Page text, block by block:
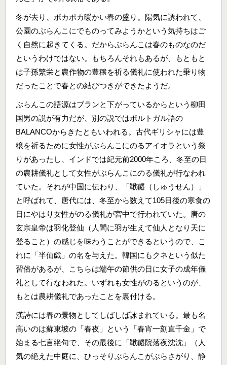
冬が去り、ポカポカ暖かい春の盛り。陽気に誘われて、
公園のぶらんこにでものってみようかという気持ちはご
く自然に起きてくる。だからぶらんこは春のものなのだ
というわけではない。もちろんそれもあるが、もともと
は子孫繁栄と農作物の豊穣を祈る儀礼に使われた乗り物
だったことで春との結びつきができたようだ。
ぶらんこの語源はブランと下がっているからという柳田
国男の説が有力だが、別の説ではポルトガル語の
BALANCOからきたともいわれる。古代ギリシャには豊
穣を祈るために女性がぶらんこにのるアイオラという祭
りがあったし、インドでは紀元前2000年ころ、冬至の日
の農耕儀礼として女性がぶらんこにのる儀礼が行なわれ
ていた。それが中国に伝わり、「鞦韆（しゅうせん）」
と呼ばれて、唐代には、冬至から数えて105日後の寒食の
日にやはり女性がのる儀礼が宮中で行われていた。唐の
玄宗皇帝は羽化登仙（人間に羽が生えて仙人となり天に
登ること）の感じを味わうことができるというので、こ
れに「半仙戯」の名を与えた。韓国にもクネという似た
習俗があるが、こちらは端午の節供の日に女子の成年儀
礼として行なわれた。いずれも女性がのるというのが、
もとは農耕儀礼であったことを裏付ける。
漢詩には春の景物としてしばしば詠まれている。最も名
高いのは蘇東坡の「春夜」という「春宵一刻直千金」で
始まる七言絶句で、その最後に「鞦韆院落夜沈沈」（人
気の絶えた中庭に、ひっそりぶらんこがぶらさがり、静